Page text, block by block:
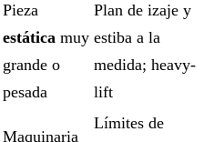
Pieza
estática muy
grande o
pesada
Plan de izaje y
estiba a la
medida; heavy-
lift
Maquinaria
Límites de